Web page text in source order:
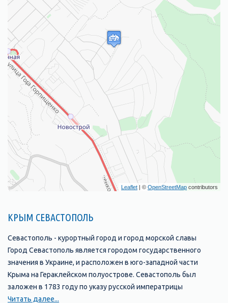
Leaflet | © OpenStreetMap contributors
КРЫМ СЕВАСТОПОЛЬ
Севастополь - курортный город и город морской славы
Город Севастополь является городом государственного
значения в Украине, и расположен в юго-западной части
Крыма на Гераклейском полуострове. Севастополь был
заложен в 1783 году по указу русской императрицы
Екатерины II и является крупнейшим незамерзающим морским
Читать далее...